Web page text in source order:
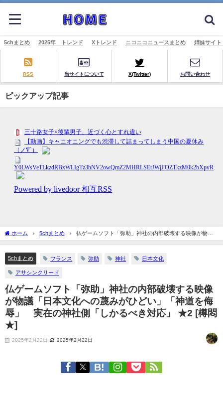
5chまとめ 2025年 トレンド Xトレンド ニコニコニュースまとめ 姉妹サイ
RSS 当サイトについて X(Twitter) お問い合わせ
ピックアップ記事
ホーム 5chまとめ
仏ゲームソフト「弥助」神社の内部破壊する映像が物議
「日本文化への蔑みがひどい」「神道を侮辱」 実在の神社側「しかるべき対応」 ★2
5chまとめ
フランス 弥助 神社 日本文化
アサシンクリード
仏ゲームソフト「弥助」神社の内部破壊する映像
が物議「日本文化への蔑みがひどい」「神道を侮
辱」 実在の神社側「しかるべき対応」 ★2 [樽悶
★]
2025年2月22日 2025年2月22日